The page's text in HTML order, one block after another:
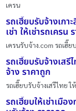
เครน
รถเฮี๊ยบรับจ้างเกา
เช่า ให้เช่ารถเครน
เครนรับจ้าง.com รถเฮี๊ย
รถเฮี๊ยบรับจ้างเสรี
จ้าง ราคาถูก
รถเฮี๊ยบรับจ้างเสรีไทย
รถเฮี๊ยบให้เช่าเมือ